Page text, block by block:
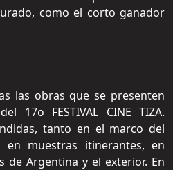
como el corto ganador
las obras que se presenten
17o FESTIVAL CINE TIZA.
tanto en el marco del
en muestras itinerantes, en
de Argentina y el exterior. En